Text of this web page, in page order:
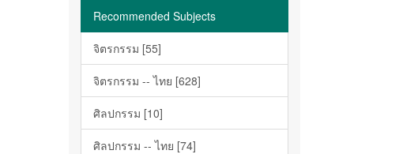
Recommended Subjects
จิตรกรรม [55]
จิตรกรรม -- ไทย [628]
ศิลปกรรม [10]
ศิลปกรรม -- ไทย [74]